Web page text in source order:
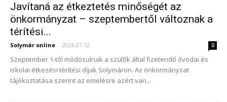
Javítaná az étkeztetés minőségét az
önkormányzat – szeptembertől változnak a
térítési...
Solymár online - 2026.07.12. 0
Szeptember 1-től módosulnak a szülők által fizetendő óvodai és
iskolai étkezési térítési díjak Solymáron. Az önkormányzat
tájékoztatása szerint az emelésre azért van...